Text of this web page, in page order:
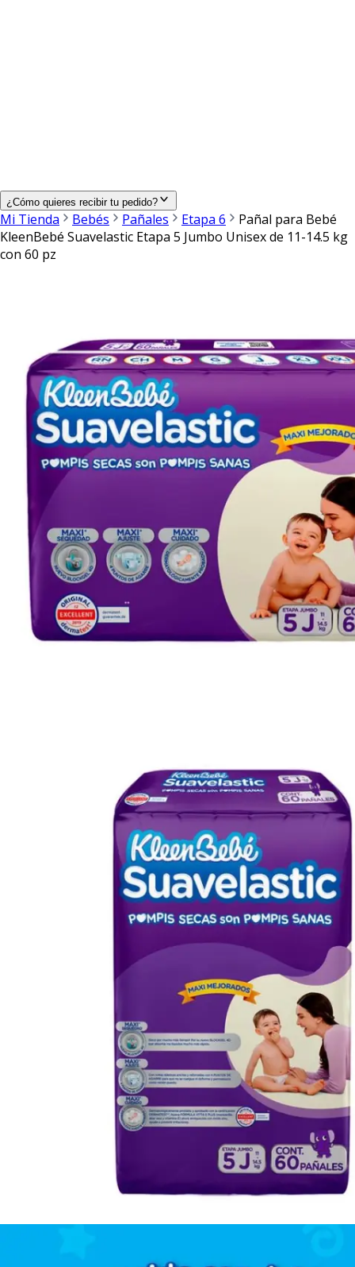
¿Cómo quieres recibir tu pedido?
Mi Tienda Bebés Pañales Etapa 6
Pañal para Bebé
KleenBebé Suavelastic Etapa 5 Jumbo Unisex de 11-14.5 kg
con 60 pz